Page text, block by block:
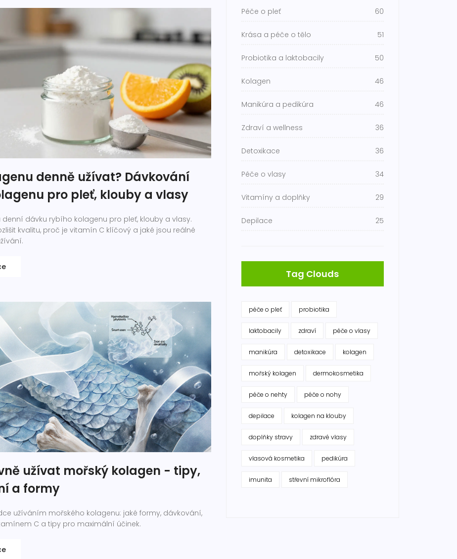
denně užívat? Dávkování
pro pleť, klouby a vlasy
denní dávku rybího kolagenu pro pleť, klouby a vlasy.
kvalitu, proč je vitamín C klíčový a jaké jsou reálné
užívat mořský kolagen - tipy,
a formy
užíváním mořského kolagenu: jaké formy, dávkování,
C a tipy pro maximální účinek.
Péče o pleť 60
Krása a péče o tělo 51
Probiotika a laktobacily 50
Kolagen 46
Manikúra a pedikúra 46
Zdraví a wellness 36
Detoxikace 36
Péče o vlasy 34
Vitamíny a doplňky 29
Depilace 25
Tag Clouds
péče o pleť probiotika
laktobacily zdraví péče o vlasy
manikúra detoxikace kolagen
mořský kolagen dermokosmetika
péče o nehty péče o nohy
depilace kolagen na klouby
doplňky stravy zdravé vlasy
vlasová kosmetika pedikúra
imunita střevní mikroflóra